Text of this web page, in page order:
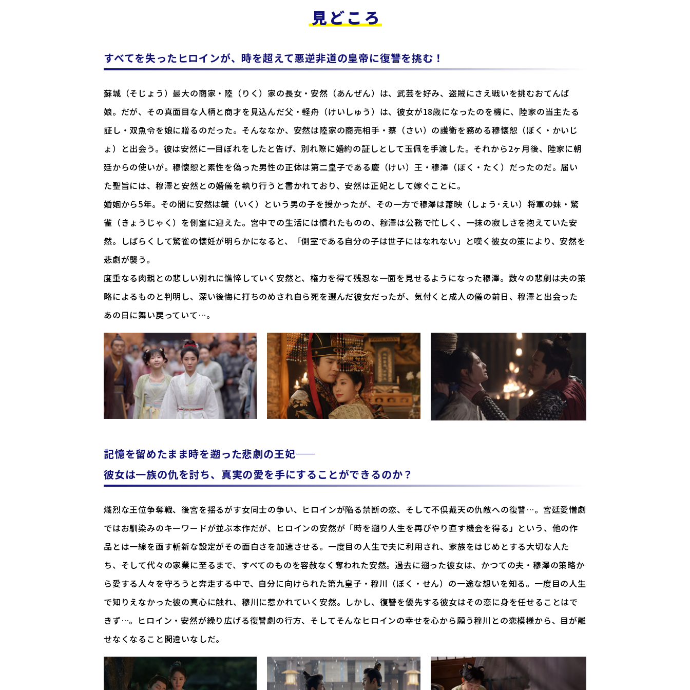
見どころ
すべてを失ったヒロインが、時を超えて悪逆非道の皇帝に復讐を挑む！
蘇城（そじょう）最大の商家・陸（りく）家の長女・安然（あんぜん）は、武芸を好み、盗賊にさえ戦いを挑むおてんば
娘。だが、その真面目な人柄と商才を見込んだ父・軽舟（けいしゅう）は、彼女が18歳になったのを機に、陸家の当主たる
証し・双魚令を娘に贈るのだった。そんななか、安然は陸家の商売相手・蔡（さい）の護衛を務める穆懐恕（ぼく・かいじ
ょ）と出会う。彼は安然に一目ぼれをしたと告げ、別れ際に婚約の証しとして玉佩を手渡した。それから2ヶ月後、陸家に朝
廷からの使いが。穆懐恕と素性を偽った男性の正体は第二皇子である慶（けい）王・穆澤（ぼく・たく）だったのだ。届い
た聖旨には、穆澤と安然との婚儀を執り行うと書かれており、安然は正妃として嫁ぐことに。
婚姻から5年。その間に安然は毓（いく）という男の子を授かったが、その一方で穆澤は蕭映（しょう･えい）将軍の妹・驚
雀（きょうじゃく）を側室に迎えた。宮中での生活には慣れたものの、穆澤は公務で忙しく、一抹の寂しさを抱えていた安
然。しばらくして驚雀の懐妊が明らかになると、「側室である自分の子は世子にはなれない」と嘆く彼女の策により、安然を
悲劇が襲う。
度重なる肉親との悲しい別れに憔悴していく安然と、権力を得て残忍な一面を見せるようになった穆澤。数々の悲劇は夫の策
略によるものと判明し、深い後悔に打ちのめされ自ら死を選んだ彼女だったが、気付くと成人の儀の前日、穆澤と出会った
あの日に舞い戻っていて…。
記憶を留めたまま時を遡った悲劇の王妃――
彼女は一族の仇を討ち、真実の愛を手にすることができるのか？
熾烈な王位争奪戦、後宮を揺るがす女同士の争い、ヒロインが陥る禁断の恋、そして不倶戴天の仇敵への復讐…。宮廷愛憎劇
ではお馴染みのキーワードが並ぶ本作だが、ヒロインの安然が「時を遡り人生を再びやり直す機会を得る」という、他の作
品とは一線を画す斬新な設定がその面白さを加速させる。一度目の人生で夫に利用され、家族をはじめとする大切な人た
ち、そして代々の家業に至るまで、すべてのものを容赦なく奪われた安然。過去に遡った彼女は、かつての夫・穆澤の策略か
ら愛する人々を守ろうと奔走する中で、自分に向けられた第九皇子・穆川（ぼく・せん）の一途な想いを知る。一度目の人生
で知りえなかった彼の真心に触れ、穆川に惹かれていく安然。しかし、復讐を優先する彼女はその恋に身を任せることはで
きず…。ヒロイン・安然が繰り広げる復讐劇の行方、そしてそんなヒロインの幸せを心から願う穆川との恋模様から、目が離
せなくなること間違いなしだ。